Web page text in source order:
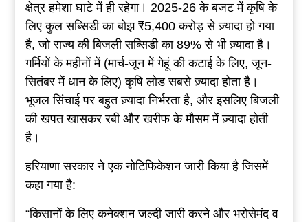
क्षेत्र हमेशा घाटे में ही रहेगा। 2025-26 के बजट में कृषि के
लिए कुल सब्सिडी का बोझ ₹5,400 करोड़ से ज़्यादा हो गया
है, जो राज्य की बिजली सब्सिडी का 89% से भी ज़्यादा है।
गर्मियों के महीनों में (मार्च-जून में गेहूं की कटाई के लिए, जून-
सितंबर में धान के लिए) कृषि लोड सबसे ज़्यादा होता है।
भूजल सिंचाई पर बहुत ज़्यादा निर्भरता है, और इसलिए बिजली
की खपत खासकर रबी और खरीफ के मौसम में ज़्यादा होती
है।
हरियाणा सरकार ने एक नोटिफिकेशन जारी किया है जिसमें
कहा गया है:
“किसानों के लिए कनेक्शन जल्दी जारी करने और भरोसेमंद व